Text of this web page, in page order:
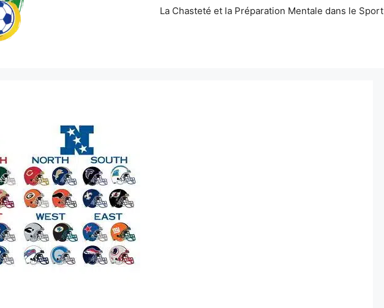
La Chasteté et la Préparation Mentale dans le Sport